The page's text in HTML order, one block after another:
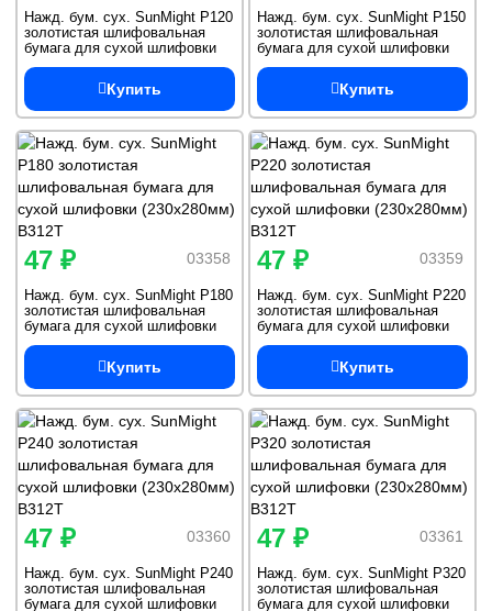
Нажд. бум. сух. SunMight Р120
золотистая шлифовальная
бумага для сухой шлифовки
(230х280мм) B312T
Купить
Нажд. бум. сух. SunMight Р150
золотистая шлифовальная
бумага для сухой шлифовки
(230х280мм) B312T
Купить
03358
47 ₽
Нажд. бум. сух. SunMight Р180
золотистая шлифовальная
бумага для сухой шлифовки
(230х280мм) B312T
Купить
03359
47 ₽
Нажд. бум. сух. SunMight Р220
золотистая шлифовальная
бумага для сухой шлифовки
(230х280мм) B312T
Купить
03360
47 ₽
Нажд. бум. сух. SunMight Р240
золотистая шлифовальная
бумага для сухой шлифовки
03361
47 ₽
Нажд. бум. сух. SunMight Р320
золотистая шлифовальная
бумага для сухой шлифовки